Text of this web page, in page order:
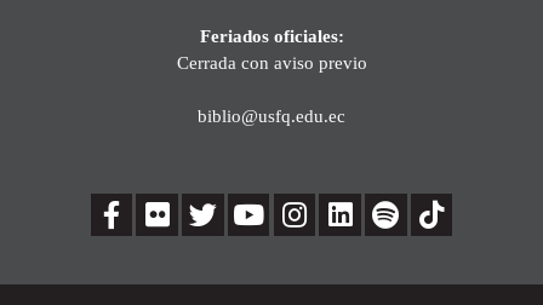
Feriados oficiales:
Cerrada con aviso previo
biblio@usfq.edu.ec